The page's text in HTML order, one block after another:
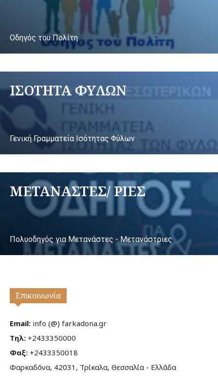
Οδηγός του Πολίτη
ΙΣΟΤΗΤΑ ΦΥΛΩΝ
Γενική Γραμματεία Ισότητας Φύλων
ΜΕΤΑΝΑΣΤΕΣ/ ΡΙΕΣ
Πολυοδηγός για Μετανάστες - Μετανάστριες
Επικοινωνία
Email: info (@) farkadona.gr
Τηλ: +2433350000
Φαξ: +2433350018
Φαρκαδόνα, 42031, Τρίκαλα, Θεσσαλία - Ελλάδα